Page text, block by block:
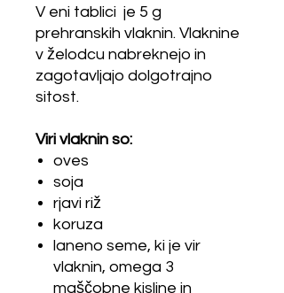
V eni tablici je 5 g
prehranskih vlaknin. Vlaknine
v želodcu nabreknejo in
zagotavljajo dolgotrajno
sitost.
Viri vlaknin so:
oves
soja
rjavi riž
koruza
laneno seme, ki je vir
vlaknin, omega 3
maščobne kisline in